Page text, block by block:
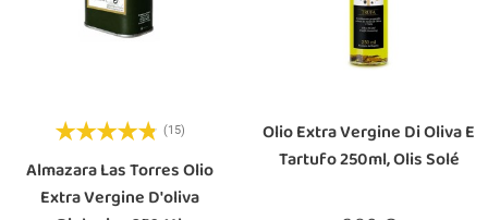
(15)
Almazara Las Torres Olio
Extra Vergine D'oliva
Olio Extra Vergine Di Oliva E
Tartufo 250ml, Olis Solé